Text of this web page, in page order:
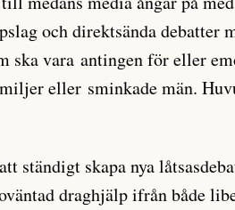
och direktsända debatter
ska vara antingen för eller
eller sminkade män.
ständigt skapa nya
draghjälp ifrån både